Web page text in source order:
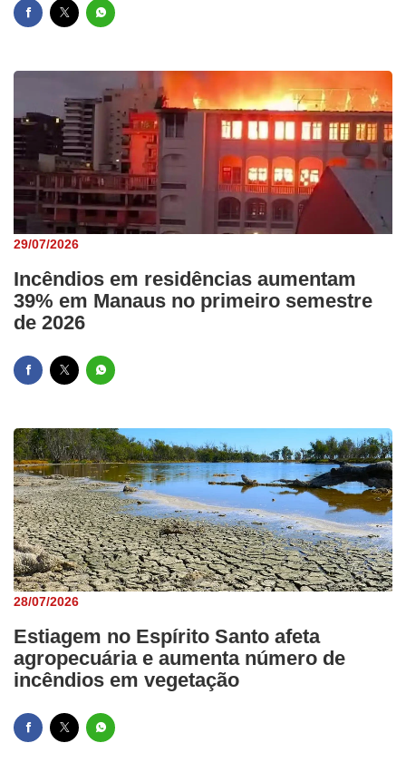
29/07/2026
Incêndios em residências aumentam
39% em Manaus no primeiro semestre
de 2026
28/07/2026
Estiagem no Espírito Santo afeta
agropecuária e aumenta número de
incêndios em vegetação